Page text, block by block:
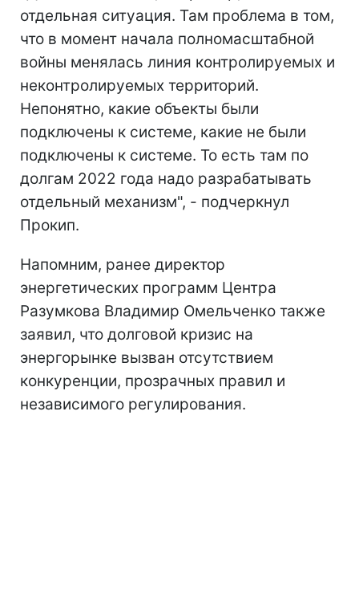
отдельная ситуация. Там проблема в том,
что в момент начала полномасштабной
войны менялась линия контролируемых и
неконтролируемых территорий.
Непонятно, какие объекты были
подключены к системе, какие не были
подключены к системе. То есть там по
долгам 2022 года надо разрабатывать
отдельный механизм", - подчеркнул
Прокип.
Напомним, ранее директор
энергетических программ Центра
Разумкова Владимир Омельченко также
заявил, что долговой кризис на
энергорынке вызван отсутствием
конкуренции, прозрачных правил и
независимого регулирования.